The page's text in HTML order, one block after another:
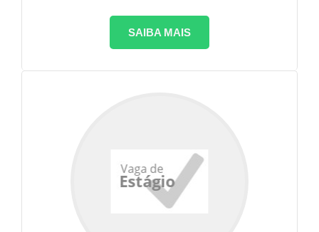
SAIBA MAIS